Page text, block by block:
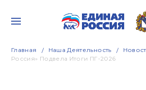
Главная Наша Деятельность
Россия» Подвела Итоги ПГ-2026